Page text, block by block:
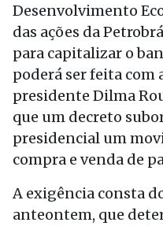
Desenvolvimento
das ações da
para capitalizar o
poderá ser feita com
presidente Dilma
que um decreto
presidencial um
compra e venda de
A exigência consta
anteontem, que